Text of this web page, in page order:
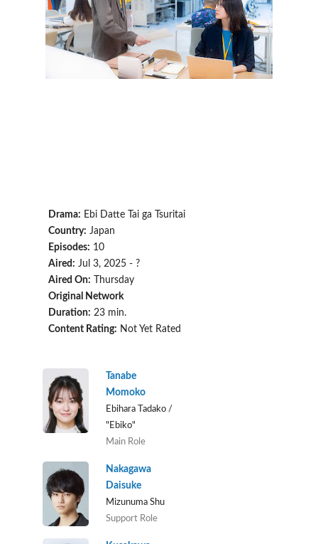
Drama: Ebi Datte Tai ga Tsuritai
Country: Japan
Episodes: 10
Aired: Jul 3, 2025 - ?
Aired On:
Thursday
Original Network
Duration: 23 min.
Content Rating: Not Yet Rated
Tanabe
Momoko
Ebihara Tadako /
"Ebiko"
Main Role
Nakagawa
Daisuke
Mizunuma Shu
Support Role